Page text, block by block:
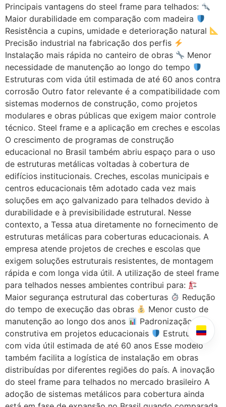
Principais vantagens do steel frame para telhados:
Maior durabilidade em comparação com madeira
Resistência a cupins, umidade e deterioração natural
Precisão industrial na fabricação dos perfis
Instalação mais rápida no canteiro de obras
Menor
necessidade de manutenção ao longo do tempo
Estruturas com vida útil estimada de até 60 anos contra
corrosão Outro fator relevante é a compatibilidade com
sistemas modernos de construção, como projetos
modulares e obras públicas que exigem maior controle
técnico. Steel frame e a aplicação em creches e escolas
O crescimento de programas de construção
educacional no Brasil também abriu espaço para o uso
de estruturas metálicas voltadas à cobertura de
edifícios institucionais. Creches, escolas municipais e
centros educacionais têm adotado cada vez mais
soluções em aço galvanizado para telhados devido à
durabilidade e à previsibilidade estrutural. Nesse
contexto, a Tessa atua diretamente no fornecimento de
estruturas metálicas para coberturas educacionais. A
empresa atende projetos de creches e escolas que
exigem soluções estruturais resistentes, de montagem
rápida e com longa vida útil. A utilização de steel frame
para telhados nesses ambientes contribui para:
Maior segurança estrutural das coberturas
Redução
do tempo de execução das obras
Menor custo de
manutenção ao longo dos anos
Padronização
construtiva em projetos educacionais
Estruturas
com vida útil estimada de até 60 anos Esse modelo
também facilita a logística de instalação em obras
distribuídas por diferentes regiões do país. A inovação
do steel frame para telhados no mercado brasileiro A
adoção de sistemas metálicos para cobertura ainda